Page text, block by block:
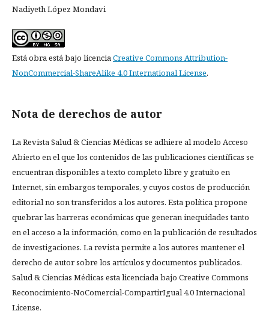
Nadiyeth López Mondavi
Está obra está bajo licenciaCreative Commons Attribution-
NonCommercial-ShareAlike 4.0 International License.
Nota de derechos de autor
La Revista Salud & Ciencias Médicas se adhiere al modelo Acceso
Abierto en el que los contenidos de las publicaciones científicas se
encuentran disponibles a texto completo libre y gratuito en
Internet, sin embargos temporales, y cuyos costos de producción
editorial no son transferidos a los autores. Esta política propone
quebrar las barreras económicas que generan inequidades tanto
en el acceso a la información, como en la publicación de resultados
de investigaciones. La revista permite a los autores mantener el
derecho de autor sobre los artículos y documentos publicados.
Salud & Ciencias Médicas esta licenciada bajo Creative Commons
Reconocimiento-NoComercial-CompartirIgual 4.0 Internacional
License.